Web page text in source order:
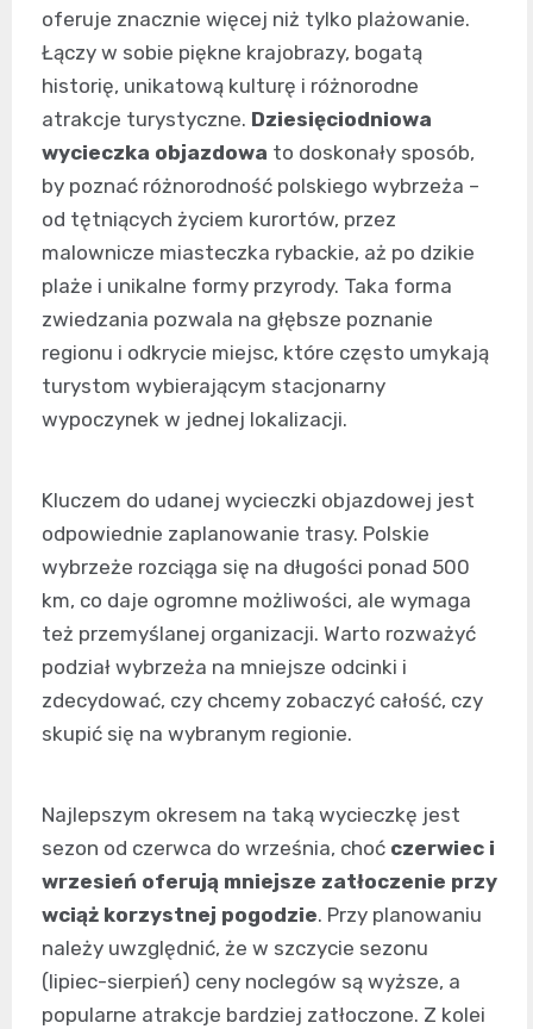
oferuje znacznie więcej niż tylko plażowanie.
Łączy w sobie piękne krajobrazy, bogatą
historię, unikatową kulturę i różnorodne
atrakcje turystyczne. Dziesięciodniowa
wycieczka objazdowa to doskonały sposób,
by poznać różnorodność polskiego wybrzeża –
od tętniących życiem kurortów, przez
malownicze miasteczka rybackie, aż po dzikie
plaże i unikalne formy przyrody. Taka forma
zwiedzania pozwala na głębsze poznanie
regionu i odkrycie miejsc, które często umykają
turystom wybierającym stacjonarny
wypoczynek w jednej lokalizacji.
Kluczem do udanej wycieczki objazdowej jest
odpowiednie zaplanowanie trasy. Polskie
wybrzeże rozciąga się na długości ponad 500
km, co daje ogromne możliwości, ale wymaga
też przemyślanej organizacji. Warto rozważyć
podział wybrzeża na mniejsze odcinki i
zdecydować, czy chcemy zobaczyć całość, czy
skupić się na wybranym regionie.
Najlepszym okresem na taką wycieczkę jest
sezon od czerwca do września, choć czerwiec i
wrzesień oferują mniejsze zatłoczenie przy
wciąż korzystnej pogodzie. Przy planowaniu
należy uwzględnić, że w szczycie sezonu
(lipiec-sierpień) ceny noclegów są wyższe, a
popularne atrakcje bardziej zatłoczone. Z kolei